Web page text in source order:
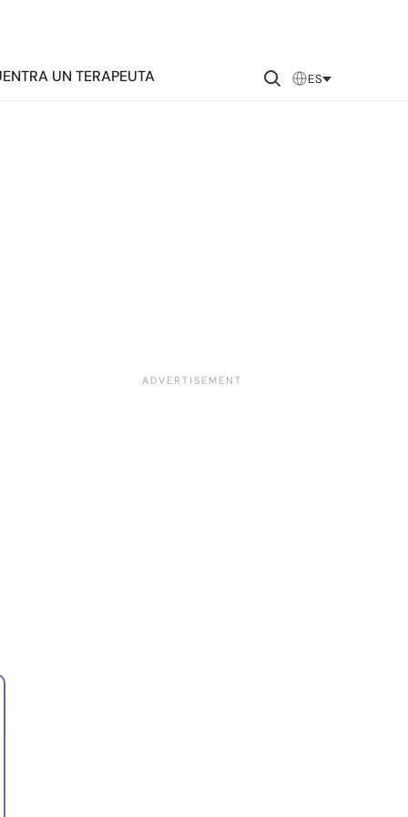
UN TERAPEUTA ES